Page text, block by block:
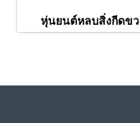
หุ่นยนต์หลบสิ่งกีดขว